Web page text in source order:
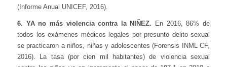
(Informe Anual UNICEF, 2016).
6. YA no más violencia contra la NIÑEZ. En 2016, 86% de
todos los exámenes médicos legales por presunto delito sexual
se practicaron a niños, niñas y adolescentes (Forensis INML CF,
2016). La tasa (por cien mil habitantes) de violencia sexual